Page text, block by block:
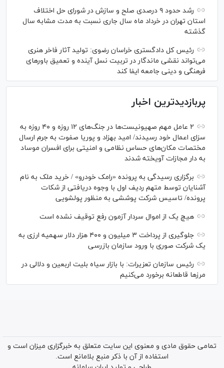
رشد حدود ۹ درصدی صلح و سازش در شورای حل اختلاف
استان تهران در خرداد ماه سال جاری نسبت به مدت مشابه سال
گذشته
رئیس کل دادگستری خراسان رضوی: تولید آثار فاخر هنری
می‌تواند نقشی ماندگار در تربیت نسل آینده و تعمیق باور‌های
فرهنگی و دینی جامعه ایفا کند
پربازدیدترین اخبار
۲ عامل مهم صهیونیست‌ها در جنگ‌های ۱۲ روزه و ۴۰ روزه به
سزای اعمال خود رسیدند/ امید بهزاد و پوریا صفوت به جرم ارسال
مختصات مکان‌های حساس نظامی و امنیتی برای افسران موساد
به دار مجازات آویخته شدند
برگزاری رسیدگی به پرونده «رامک خودرو» / خرید ملک به نام
آشنایان توسط متهم ردیف اول با وجوه دریافتی از شکات
پرونده/ تاسیس شرکت پوششی به منظور پولشویی
هیچ یک از اموال سردار آزمون رفع توقیف نشده است
جلوگیری از پرداخت ۳ میلیون و ۴۰۰ هزار دلار سهمیه ارزی به
یک شرکت صوری با ورود سازمان بازرسی
رئیس سازمان تعزیرات: با بازار سیاه بلیت اربعین و دلالی در
مرز‌ها قاطعانه برخورد می‌کنیم
تمامی حقوق مادی و معنوی این سایت متعلق به خبرگزاری میزان است و
استفاده از آن با ذکر منبع بلامانع است.